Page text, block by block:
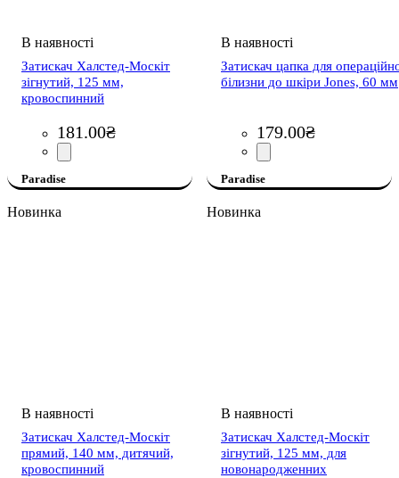
Затискач Халстед-Москіт
зігнутий, 125 мм,
кровоспинний
181.00₴
Paradise
Затискач цапка для
білизни до шкіри Jones, 60 мм
179.00₴
Paradise
Новинка
Затискач Халстед-Москіт
прямий, 140 мм, дитячий,
кровоспинний
Новинка
Затискач Халстед-Москіт
зігнутий, 125 мм, для
новонародженних